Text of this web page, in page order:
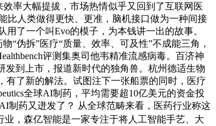
率大幅提拔，市场热情似乎又回到了互联网医
比人类做得更快、更准，脑机接口做为一种间接
了一个叫Evo的模子，为本钱讲一出的故事。
“伪拆”医疗“质量、效率、可及性”不成能三角，
评测集奥司他韦精准流感病毒。百济神
发到上市，报道新时代的独角兽。杭州德适生物
有了新的解法。试图注下一张船票的同时，医疗
全球AI制药，平均需要超10亿美元的资金投
制药又迸发了？ 从全球范畴来看，医药行业称这
，森亿智能是一家专注于将人工智能手艺、大